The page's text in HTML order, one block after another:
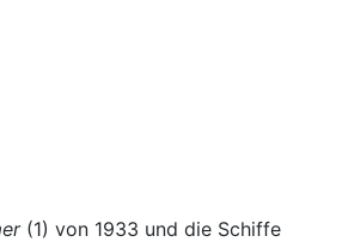
(1) von 1933 und die Schiffe